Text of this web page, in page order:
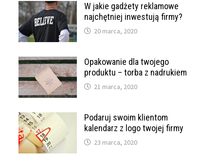
W jakie gadżety reklamowe
najchętniej inwestują firmy?
20 marca, 2020
Opakowanie dla twojego
produktu – torba z nadrukiem
21 marca, 2020
Podaruj swoim klientom
kalendarz z logo twojej firmy
23 marca, 2020